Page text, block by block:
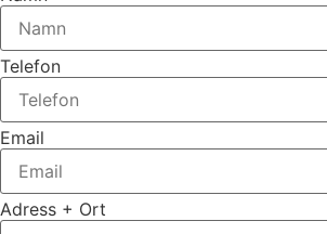
Telefon
Email
Adress + Ort